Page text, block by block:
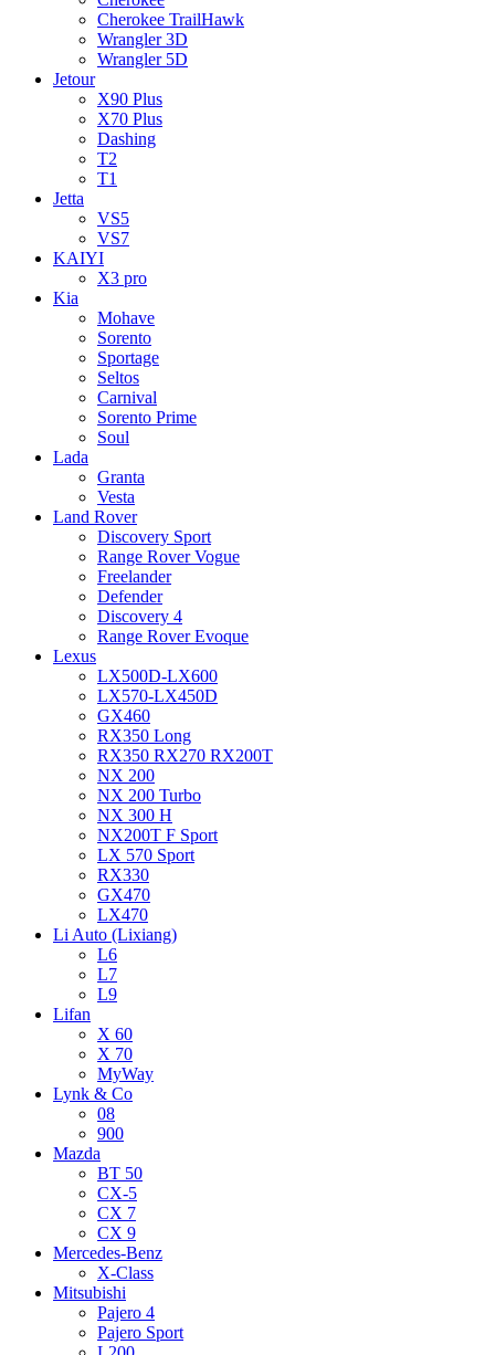
Cherokee TrailHawk
Wrangler 3D
Wrangler 5D
Jetour
X90 Plus
X70 Plus
Dashing
T2
T1
Jetta
VS5
VS7
KAIYI
X3 pro
Kia
Mohave
Sorento
Sportage
Seltos
Carnival
Sorento Prime
Soul
Lada
Granta
Vesta
Land Rover
Discovery Sport
Range Rover Vogue
Freelander
Defender
Discovery 4
Range Rover Evoque
Lexus
LX500D-LX600
LX570-LX450D
GX460
RX350 Long
RX350 RX270 RX200T
NX 200
NX 200 Turbo
NX 300 H
NX200T F Sport
LX 570 Sport
RX330
GX470
LX470
Li Auto (Lixiang)
L6
L7
L9
Lifan
X 60
X 70
MyWay
Lynk & Co
08
900
Mazda
BT 50
CX-5
CX 7
CX 9
Mercedes-Benz
X-Class
Mitsubishi
Pajero 4
Pajero Sport